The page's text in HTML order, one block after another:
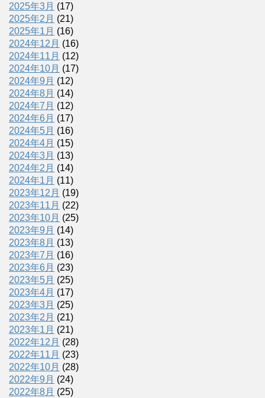
2025年3月 (17)
2025年2月 (21)
2025年1月 (16)
2024年12月 (16)
2024年11月 (12)
2024年10月 (17)
2024年9月 (12)
2024年8月 (14)
2024年7月 (12)
2024年6月 (17)
2024年5月 (16)
2024年4月 (15)
2024年3月 (13)
2024年2月 (14)
2024年1月 (11)
2023年12月 (19)
2023年11月 (22)
2023年10月 (25)
2023年9月 (14)
2023年8月 (13)
2023年7月 (16)
2023年6月 (23)
2023年5月 (25)
2023年4月 (17)
2023年3月 (25)
2023年2月 (21)
2023年1月 (21)
2022年12月 (28)
2022年11月 (23)
2022年10月 (28)
2022年9月 (24)
2022年8月 (25)